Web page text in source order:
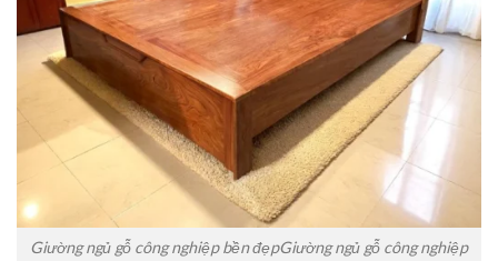
Giường ngủ gỗ công nghiệp bền đẹpGiường ngủ gỗ công nghiệp